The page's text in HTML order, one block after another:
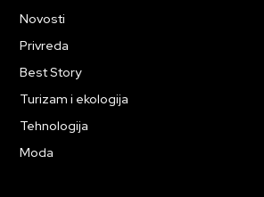
Novosti
Privreda
Best Story
Turizam i ekologija
Tehnologija
Moda